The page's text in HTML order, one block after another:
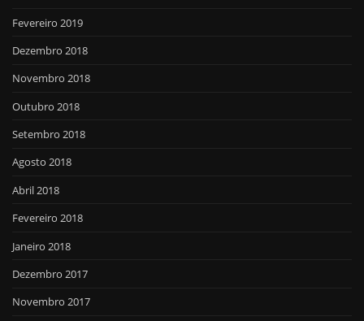
Fevereiro 2019
Dezembro 2018
Novembro 2018
Outubro 2018
Setembro 2018
Agosto 2018
Abril 2018
Fevereiro 2018
Janeiro 2018
Dezembro 2017
Novembro 2017